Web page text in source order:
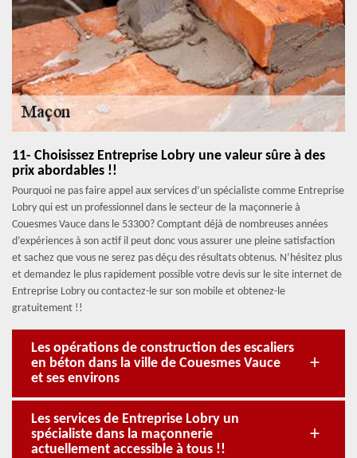
11- Choisissez Entreprise Lobry une valeur sûre à des
prix abordables !!
Pourquoi ne pas faire appel aux services d’un spécialiste comme Entreprise
Lobry qui est un professionnel dans le secteur de la maçonnerie à
Couesmes Vauce dans le 53300? Comptant déjà de nombreuses années
d’expériences à son actif il peut donc vous assurer une pleine satisfaction
et sachez que vous ne serez pas déçu des résultats obtenus. N’hésitez plus
et demandez le plus rapidement possible votre devis sur le site internet de
Entreprise Lobry ou contactez-le sur son mobile et obtenez-le
gratuitement !!
Les opérations de construction des escaliers
en béton dans la ville de Couesmes Vauce
et ses environs
Les services de Entreprise Lobry un
spécialiste dans la maçonnerie
actuellement accessible à tous !!